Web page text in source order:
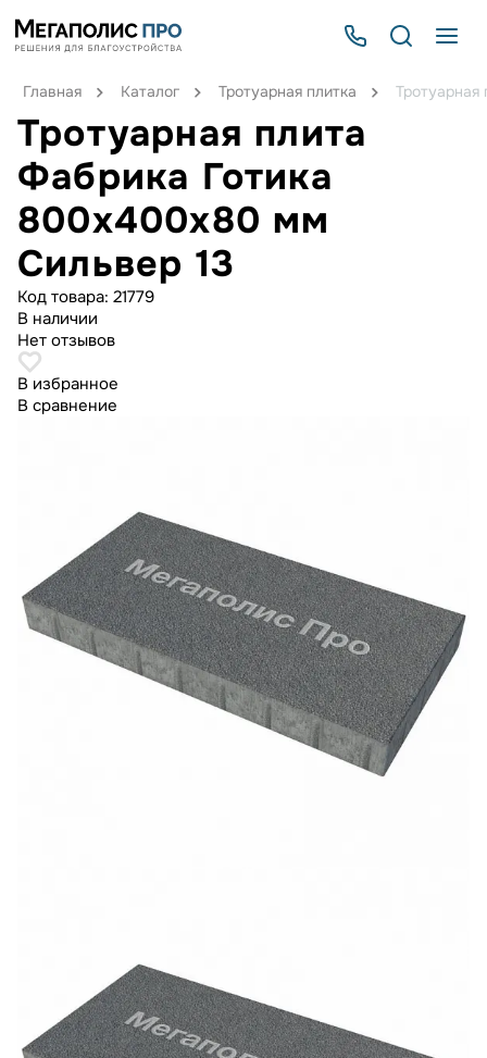
Главная Каталог Тротуарная плитка
Тротуарная плита
Фабрика Готика
800х400х80 мм
Сильвер 13
Код товара: 21779
В наличии
Нет отзывов
В избранное
В сравнение